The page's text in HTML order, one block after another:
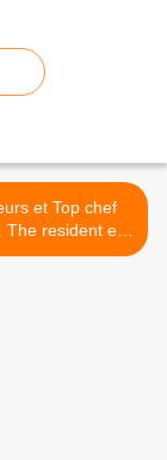
et Top chef
The resident et
faibles.